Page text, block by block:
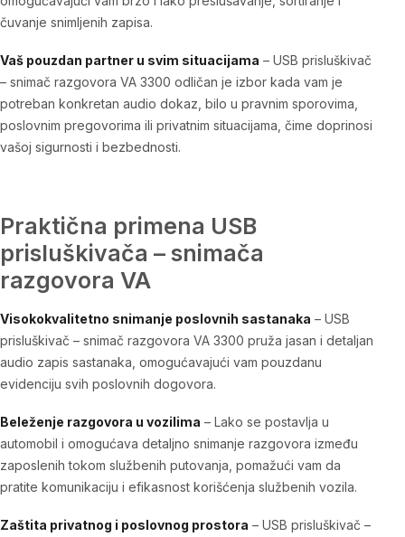
čuvanje snimljenih zapisa.
Vaš pouzdan partner u svim situacijama – USB prisluškivač
– snimač razgovora VA 3300 odličan je izbor kada vam je
potreban konkretan audio dokaz, bilo u pravnim sporovima,
poslovnim pregovorima ili privatnim situacijama, čime doprinosi
vašoj sigurnosti i bezbednosti.
Praktična primena USB
prisluškivača – snimača
razgovora VA
Visokokvalitetno snimanje poslovnih sastanaka – USB
prisluškivač – snimač razgovora VA 3300 pruža jasan i detaljan
audio zapis sastanaka, omogućavajući vam pouzdanu
evidenciju svih poslovnih dogovora.
Beleženje razgovora u vozilima – Lako se postavlja u
automobil i omogućava detaljno snimanje razgovora između
zaposlenih tokom službenih putovanja, pomažući vam da
pratite komunikaciju i efikasnost korišćenja službenih vozila.
Zaštita privatnog i poslovnog prostora – USB prisluškivač –